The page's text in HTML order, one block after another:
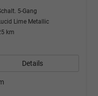
5-Gang
Lime Metallic
km
Details